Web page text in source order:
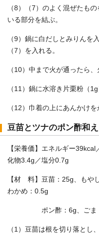
（8）（7）のよく混ぜたも
いる部分を結ぶ。
（9）鍋に白だしとみりんを
（7）を入れる。
（10）中まで火が通ったら
（11）鍋に水溶き片栗粉（
（12）巾着の上にあんかけを
豆苗とツナのポン酢和え
【栄養価】エネルギー
化物3.4g／塩分0.7g
【材 料】豆苗：25g、もや
わかめ：0.5g
ポン酢：6g、ごま
（1）豆苗は根を切り落とし